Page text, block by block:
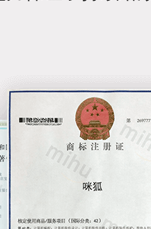
，软件著
力保证了持续给